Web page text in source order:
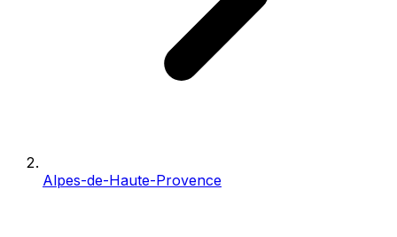
Alpes-de-Haute-Provence